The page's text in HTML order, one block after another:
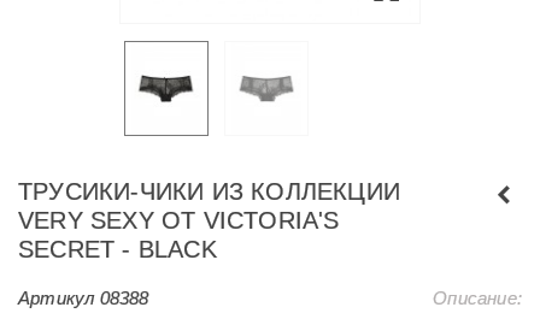
ТРУСИКИ-ЧИКИ ИЗ КОЛЛЕКЦИИ
VERY SEXY ОТ VICTORIA'S
SECRET - BLACK
Артикул 08388
Описание: